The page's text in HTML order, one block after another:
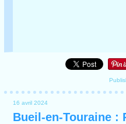
16 avril 2024
Bueil-en-Touraine :